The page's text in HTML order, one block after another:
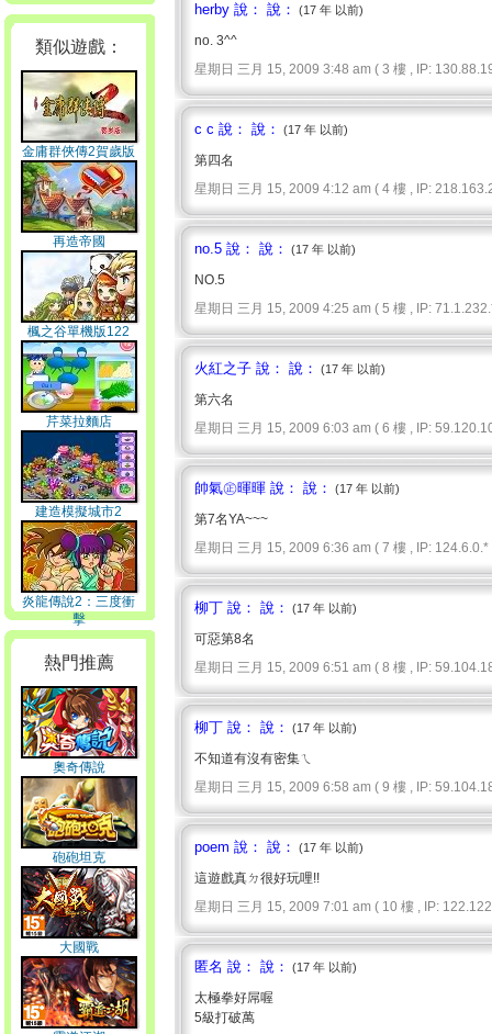
類似遊戲：
金庸群俠傳2賀歲版
再造帝國
楓之谷單機版122
芹菜拉麵店
建造模擬城市2
炎龍傳說2：三度衝
擊
熱門推薦
奧奇傳說
砲砲坦克
大國戰
herby 說： 說： (17 年 以前)
no. 3^^
星期日 三月 15, 2009 3:48 am ( 3 樓 , IP:
c c 說： 說： (17 年 以前)
第四名
星期日 三月 15, 2009 4:12 am ( 4 樓 , IP:
no.5 說： 說： (17 年 以前)
NO.5
星期日 三月 15, 2009 4:25 am ( 5 樓 , IP:
火紅之子 說： 說： (17 年 以前)
第六名
星期日 三月 15, 2009 6:03 am ( 6 樓 , IP:
帥氣㊣暉暉 說： 說： (17 年 以前)
第7名YA~~~
星期日 三月 15, 2009 6:36 am ( 7 樓 , IP: 124.6.0.*
柳丁 說： 說： (17 年 以前)
可惡第8名
星期日 三月 15, 2009 6:51 am ( 8 樓 , IP:
柳丁 說： 說： (17 年 以前)
不知道有沒有密集ㄟ
星期日 三月 15, 2009 6:58 am ( 9 樓 , IP:
poem 說： 說： (17 年 以前)
這遊戲真ㄉ很好玩哩!!
星期日 三月 15, 2009 7:01 am ( 10 樓 , IP:
匿名 說： 說： (17 年 以前)
太極拳好屌喔
5級打破萬